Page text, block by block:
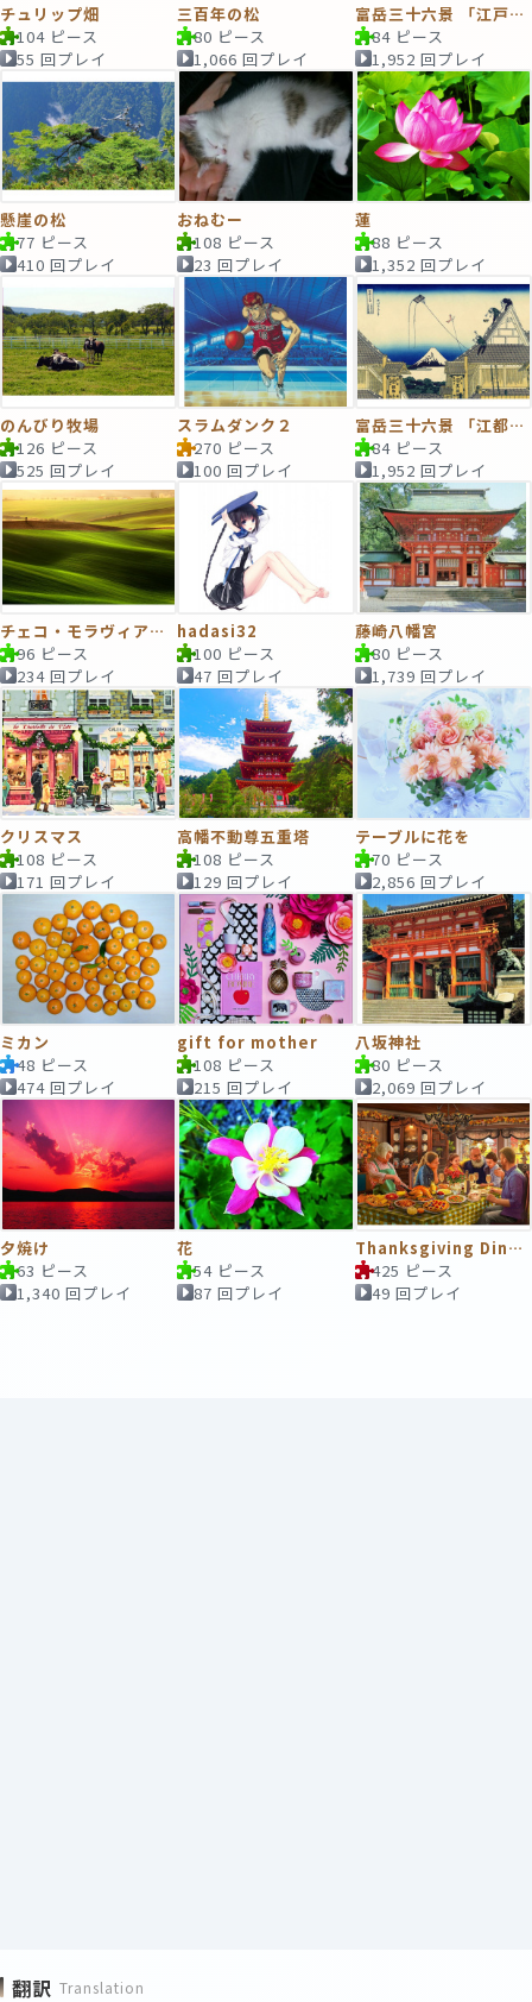
チュリップ畑
104 ピース
55 回プレイ
三百年の松
80 ピース
1,066 回プレイ
富岳三十六景 「江戸日本橋」
84 ピース
1,952 回プレイ
懸崖の松
77 ピース
410 回プレイ
おねむー
108 ピース
23 回プレイ
蓮
88 ピース
1,352 回プレイ
のんびり牧場
126 ピース
525 回プレイ
スラムダンク２
270 ピース
100 回プレイ
富岳三十六景 「江都駿河町三井見世略図」
84 ピース
1,952 回プレイ
チェコ・モラヴィアの風景
96 ピース
234 回プレイ
hadasi32
100 ピース
47 回プレイ
藤崎八幡宮
80 ピース
1,739 回プレイ
クリスマス
108 ピース
171 回プレイ
高幡不動尊五重塔
108 ピース
129 回プレイ
テーブルに花を
70 ピース
2,856 回プレイ
ミカン
48 ピース
474 回プレイ
gift for mother
108 ピース
215 回プレイ
八坂神社
80 ピース
2,069 回プレイ
夕焼け
63 ピース
1,340 回プレイ
花
54 ピース
87 回プレイ
Thanksgiving Dinner Party
425 ピース
49 回プレイ
翻訳 Translation